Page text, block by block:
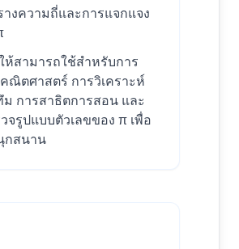
างความถี่และการแจกแจง
สามารถใช้สำหรับการ
ณิตศาสตร์ การวิเคราะห์
การสาธิตการสอน และ
จรูปแบบตัวเลขของ π เพื่อ
กสนาน